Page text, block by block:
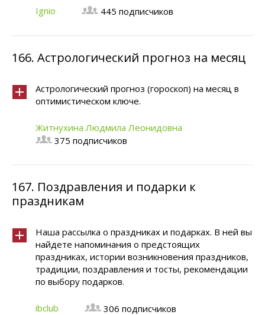
Ignio 445 подписчиков
166. Астрологический прогноз на месяц
Астрологический прогноз (гороскоп) на месяц в
оптимистическом ключе.
Житнухина Людмила Леонидовна
375 подписчиков
167. Поздравления и подарки к
праздникам
Наша рассылка о праздниках и подарках. В ней вы
найдете напоминания о предстоящих
праздниках, истории возникновения праздников,
традиции, поздравления и тосты, рекомендации
по выбору подарков.
ibclub 306 подписчиков